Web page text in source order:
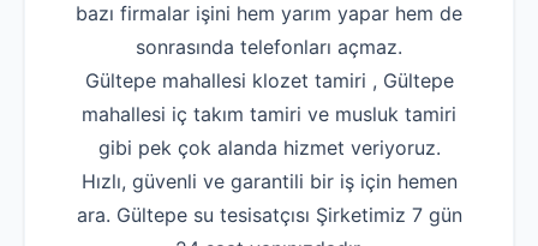
bazı firmalar işini hem yarım yapar hem de
sonrasında telefonları açmaz.
Gültepe mahallesi klozet tamiri , Gültepe
mahallesi iç takım tamiri ve musluk tamiri
gibi pek çok alanda hizmet veriyoruz.
Hızlı, güvenli ve garantili bir iş için hemen
ara. Gültepe su tesisatçısı Şirketimiz 7 gün